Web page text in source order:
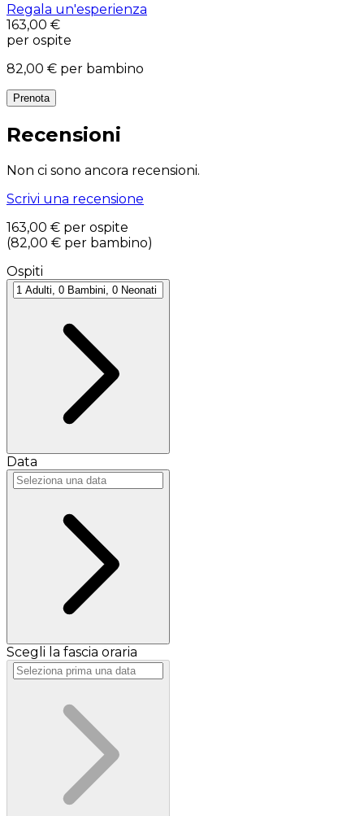
Regala un'esperienza
163,00 €
per ospite
82,00 € per bambino
Prenota
Recensioni
Non ci sono ancora recensioni.
Scrivi una recensione
163,00 € per ospite
(82,00 € per bambino)
Ospiti
Data
Scegli la fascia oraria